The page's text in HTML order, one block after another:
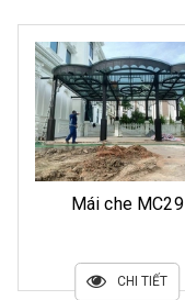
Mái che MC29
CHI TIẾT